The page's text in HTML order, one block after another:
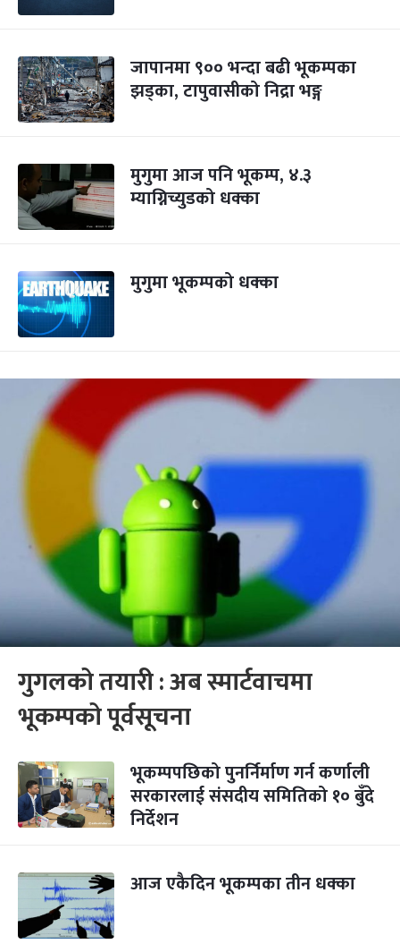
जापानमा ९०० भन्दा बढी भूकम्पका
झड्का, टापुवासीको निद्रा भङ्ग
मुगुमा आज पनि भूकम्प, ४.३
म्याग्निच्युडको धक्का
मुगुमा भूकम्पको धक्का
गुगलको तयारी : अब स्मार्टवाचमा
भूकम्पको पूर्वसूचना
भूकम्पपछिको पुनर्निर्माण गर्न कर्णाली
सरकारलाई संसदीय समितिको १० बुँदे
निर्देशन
आज एकैदिन भूकम्पका तीन धक्का